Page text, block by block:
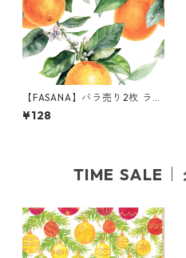
【FASANA】バラ売り2枚 ラン
チサイズ ペーパーナプキン Or
ange tree ホワイト
¥128
TIME SALE